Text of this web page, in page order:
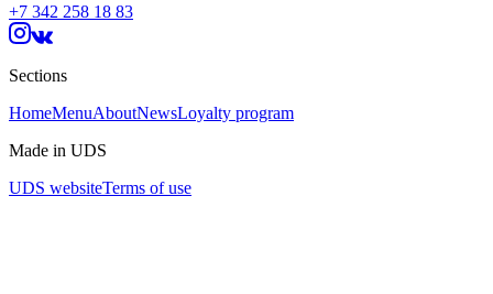
+7 342 258 18 83
Sections
HomeMenuAboutNewsLoyalty program
Made in UDS
UDS websiteTerms of use